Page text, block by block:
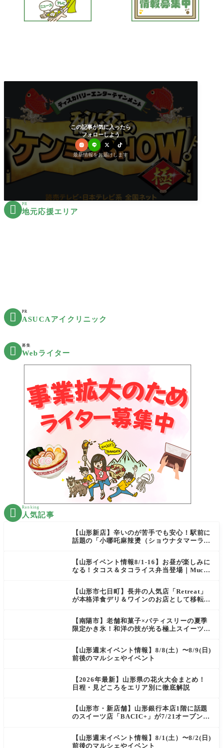
この記事が気に入ったら
フォローしよう
最新情報をお届けします
 PR
地元応援エリア
 PR
ASUCAアイクリニック
 募集
Webライター
 Ranking
人気記事
【山形新店】辛いのが苦手でも安心！駅前に
話題の「小哪吒麻辣燙（ショウナタマーラー
【山形イベント情報8/1-16】お昼が楽しみに
なる！タコス＆タコライス弁当登場｜Mucha
【山形市七日町】長井の人気店「Retreat」
が本格洋食デリ＆ワインのお店として移転オ
【南陽市】老舗和菓子×パティスリーの夏季
限定かき氷！和洋の技が光る極上スイーツ｜
【山形週末イベント情報】8/8(土）〜8/9(日)
前後のマルシェやイベント
【2026年最新】山形県の花火大会まとめ！
日程・見どころをエリア別に徹底解説
【山形市・新店舗】山形銀行本店1階に話題
のスイーツ店「BACIC+」が7/21オープン！
【山形週末イベント情報】8/1(土）〜8/2(日)
前後のマルシェやイベント